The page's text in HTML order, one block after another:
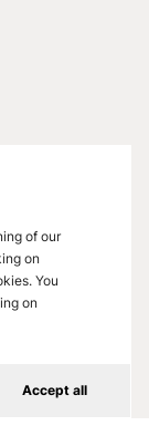
of our
on
You
on
Accept all